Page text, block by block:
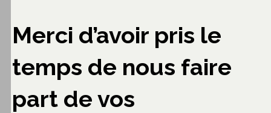
Merci d’avoir pris le
temps de nous faire
part de vos